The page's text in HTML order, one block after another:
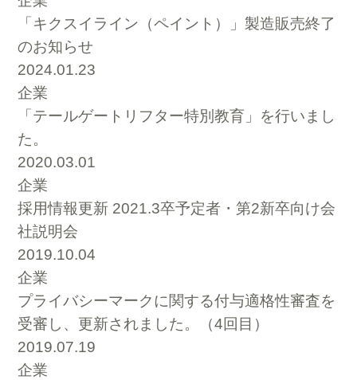
「キクスイライン（ペイント）」製造販売終了
のお知らせ
2024.01.23
企業
「テールゲートリフター特別教育」を行いまし
た。
2020.03.01
企業
採用情報更新 2021.3卒予定者・第2新卒向け会
社説明会
2019.10.04
企業
プライバシーマークに関する付与適格性審査を
受審し、更新されました。（4回目）
2019.07.19
企業